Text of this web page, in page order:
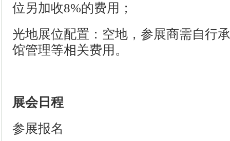
位另加收8%的费用；
光地展位配置：空地，参展商需自行
馆管理等相关费用。
展会日程
参展报名